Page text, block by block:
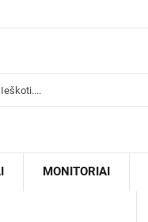
MONITORIAI